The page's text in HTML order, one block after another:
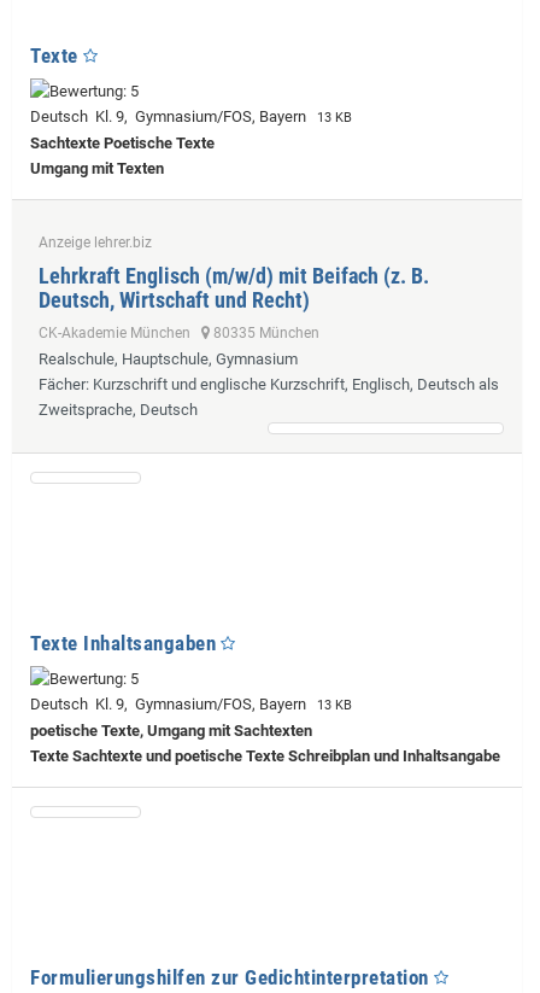
Texte
Deutsch Kl. 9, Gymnasium/FOS, Bayern 13 KB
Sachtexte Poetische Texte
Umgang mit Texten
Anzeige lehrer.biz
Lehrkraft Englisch (m/w/d) mit Beifach (z. B.
Deutsch, Wirtschaft und Recht)
CK-Akademie München 80335 München
Realschule, Hauptschule, Gymnasium
Fächer: Kurzschrift und englische Kurzschrift, Englisch, Deutsch als
Zweitsprache, Deutsch
Texte Inhaltsangaben
Deutsch Kl. 9, Gymnasium/FOS, Bayern 13 KB
poetische Texte, Umgang mit Sachtexten
Texte Sachtexte und poetische Texte Schreibplan und Inhaltsangabe
Formulierungshilfen zur Gedichtinterpretation